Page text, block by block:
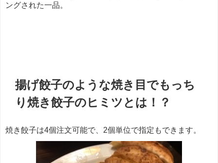
ングされた一品。
揚げ餃子のような焼き目でもっち
り焼き餃子のヒミツとは！？
焼き餃子は4個注文可能で、2個単位で指定もできます。